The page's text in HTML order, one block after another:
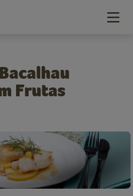
Frutas